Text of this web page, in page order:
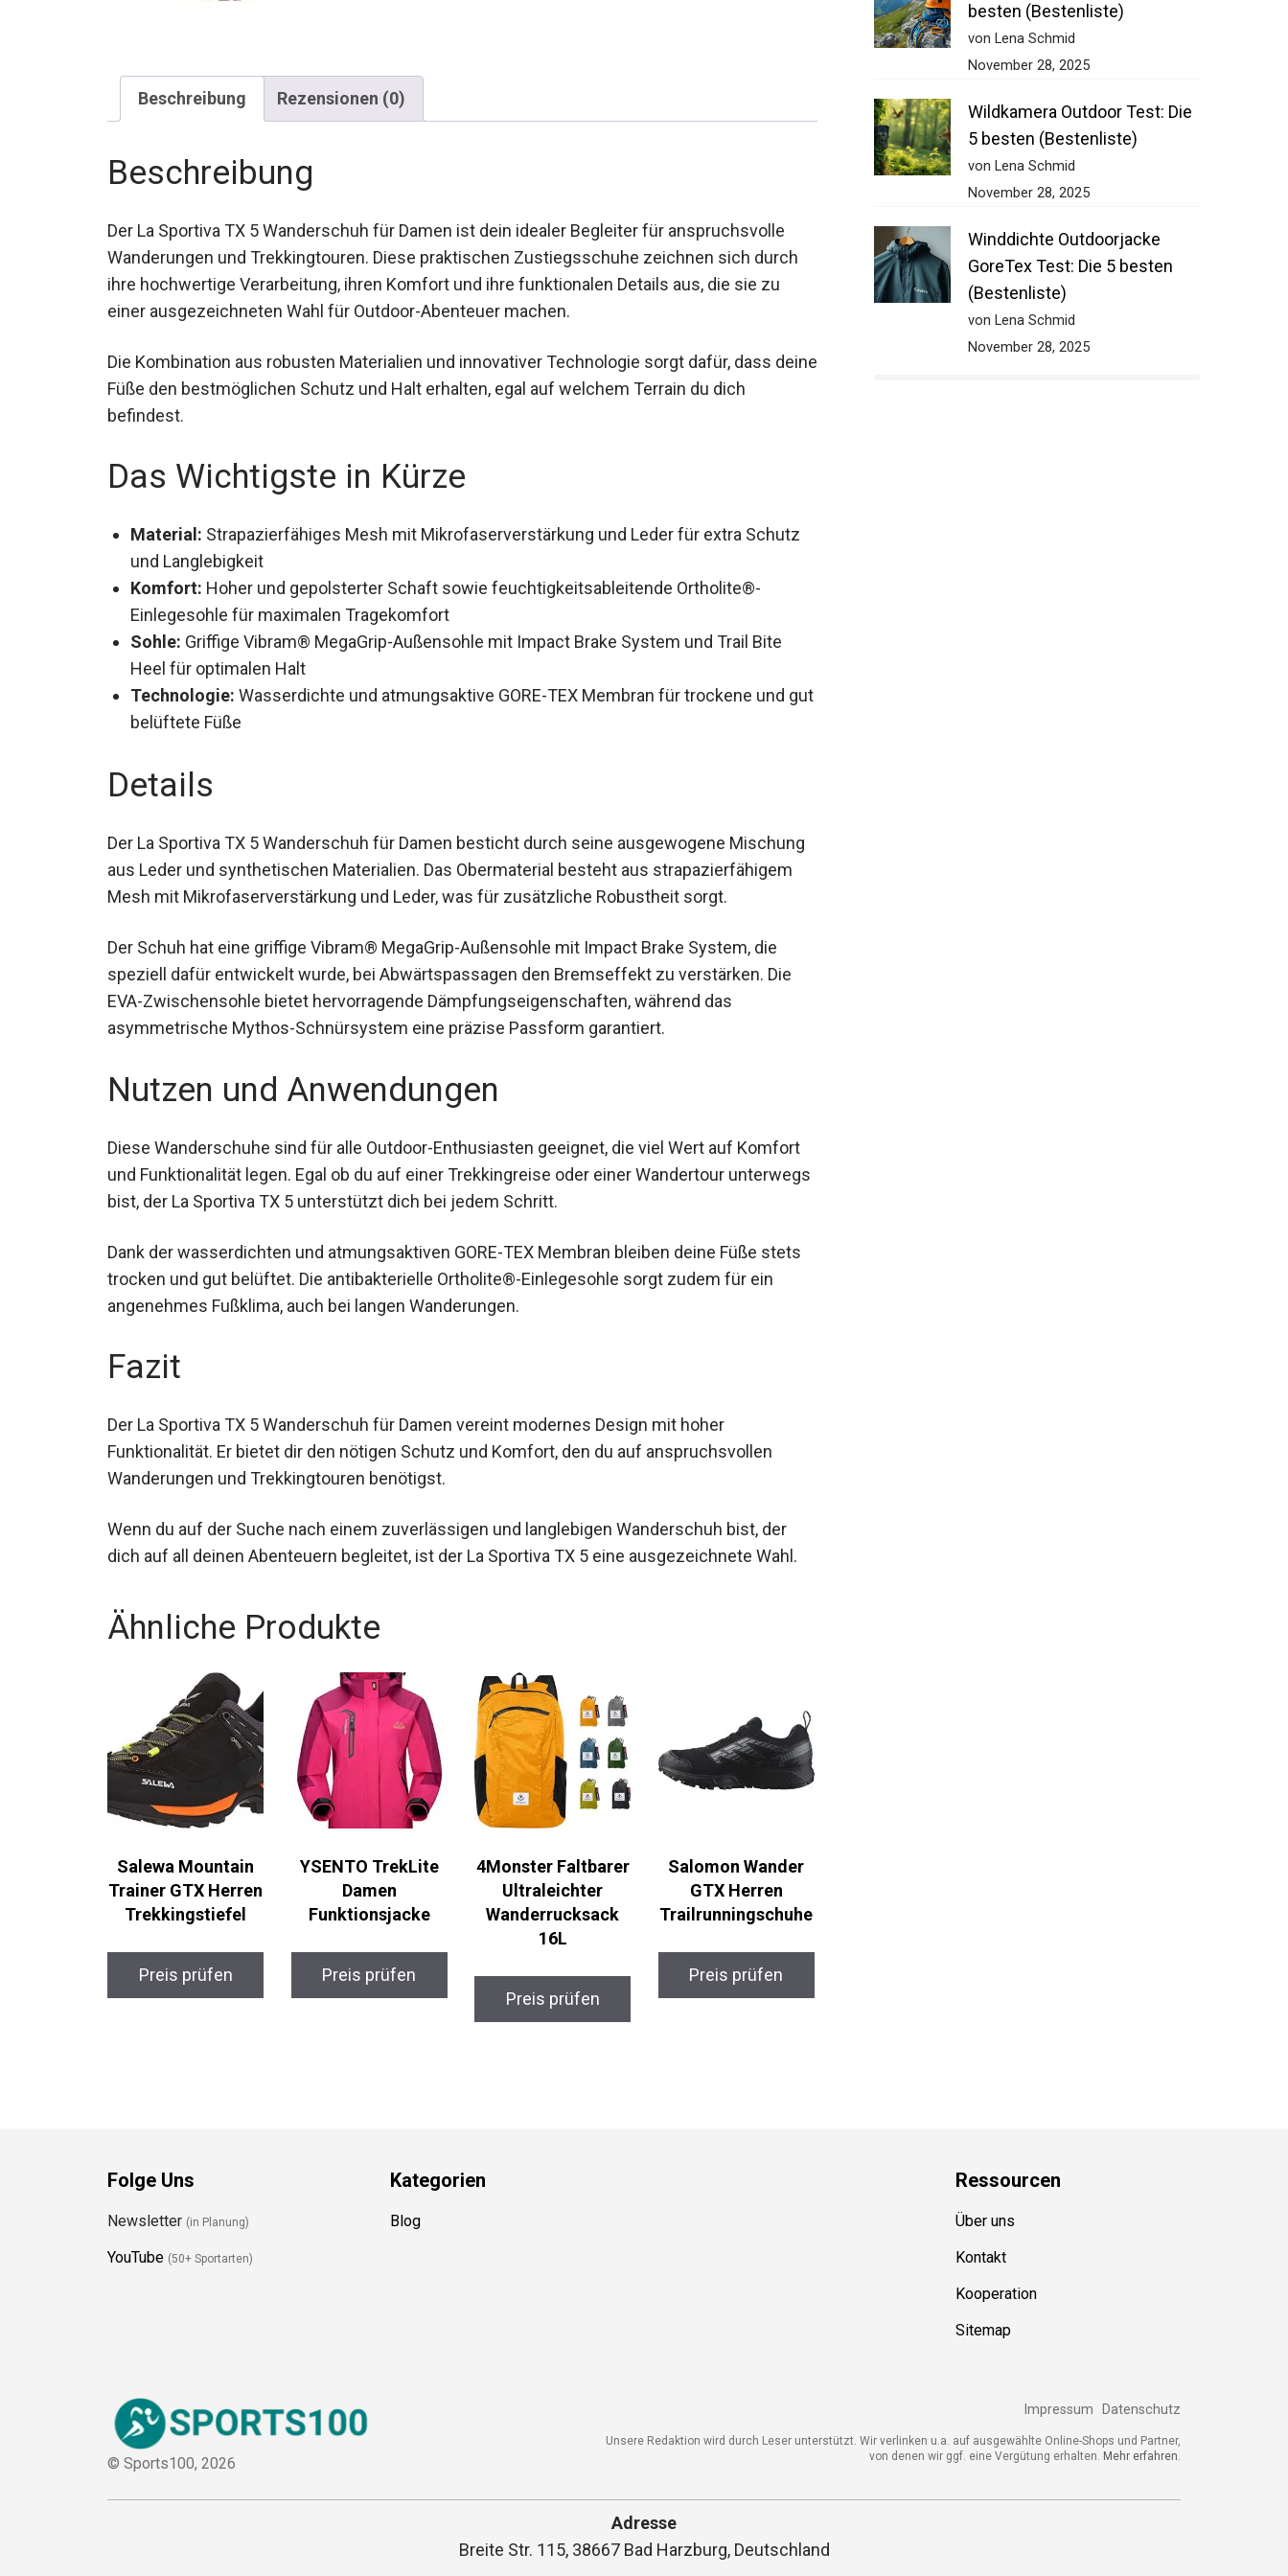
Beschreibung Rezensionen (0)
Beschreibung
Der La Sportiva TX 5 Wanderschuh für Damen ist dein idealer Begleiter für anspruchsvolle
Wanderungen und Trekkingtouren. Diese praktischen Zustiegsschuhe zeichnen sich durch
ihre hochwertige Verarbeitung, ihren Komfort und ihre funktionalen Details aus, die sie zu
einer ausgezeichneten Wahl für Outdoor-Abenteuer machen.
Die Kombination aus robusten Materialien und innovativer Technologie sorgt dafür, dass deine
Füße den bestmöglichen Schutz und Halt erhalten, egal auf welchem Terrain du dich
befindest.
Das Wichtigste in Kürze
Material: Strapazierfähiges Mesh mit Mikrofaserverstärkung und Leder für extra Schutz
und Langlebigkeit
Komfort: Hoher und gepolsterter Schaft sowie feuchtigkeitsableitende Ortholite®-
Einlegesohle für maximalen Tragekomfort
Sohle: Griffige Vibram® MegaGrip-Außensohle mit Impact Brake System und Trail Bite
Heel für optimalen Halt
Technologie: Wasserdichte und atmungsaktive GORE-TEX Membran für trockene und gut
belüftete Füße
Details
Der La Sportiva TX 5 Wanderschuh für Damen besticht durch seine ausgewogene Mischung
aus Leder und synthetischen Materialien. Das Obermaterial besteht aus strapazierfähigem
Mesh mit Mikrofaserverstärkung und Leder, was für zusätzliche Robustheit sorgt.
Der Schuh hat eine griffige Vibram® MegaGrip-Außensohle mit Impact Brake System, die
speziell dafür entwickelt wurde, bei Abwärtspassagen den Bremseffekt zu verstärken. Die
EVA-Zwischensohle bietet hervorragende Dämpfungseigenschaften, während das
asymmetrische Mythos-Schnürsystem eine präzise Passform garantiert.
Nutzen und Anwendungen
Diese Wanderschuhe sind für alle Outdoor-Enthusiasten geeignet, die viel Wert auf Komfort
und Funktionalität legen. Egal ob du auf einer Trekkingreise oder einer Wandertour unterwegs
bist, der La Sportiva TX 5 unterstützt dich bei jedem Schritt.
Dank der wasserdichten und atmungsaktiven GORE-TEX Membran bleiben deine Füße stets
trocken und gut belüftet. Die antibakterielle Ortholite®-Einlegesohle sorgt zudem für ein
angenehmes Fußklima, auch bei langen Wanderungen.
Fazit
Der La Sportiva TX 5 Wanderschuh für Damen vereint modernes Design mit hoher
Funktionalität. Er bietet dir den nötigen Schutz und Komfort, den du auf anspruchsvollen
Wanderungen und Trekkingtouren benötigst.
Wenn du auf der Suche nach einem zuverlässigen und langlebigen Wanderschuh bist, der
dich auf all deinen Abenteuern begleitet, ist der La Sportiva TX 5 eine ausgezeichnete Wahl.
Ähnliche Produkte
Salewa Mountain
Trainer GTX Herren
Trekkingstiefel
Preis prüfen
YSENTO TrekLite
Damen
Funktionsjacke
Preis prüfen
4Monster Faltbarer
Ultraleichter
Wanderrucksack
16L
Preis prüfen
Salomon Wander
GTX Herren
Trailrunningschuhe
Preis prüfen
besten (Bestenliste)
von Lena Schmid
November 28, 2025
Wildkamera Outdoor Test: Die
5 besten (Bestenliste)
von Lena Schmid
November 28, 2025
Winddichte Outdoorjacke
GoreTex Test: Die 5 besten
(Bestenliste)
von Lena Schmid
November 28, 2025
Folge Uns
Newsletter (in Planung)
YouTube (50+ Sportarten)
Kategorien
Blog
Ressourcen
Über uns
Kontakt
Kooperation
Sitemap
© Sports100, 2026
Impressum Datenschutz
Unsere Redaktion wird durch Leser unterstützt. Wir verlinken u.a. auf ausgewählte Online-Shops und Partner,
von denen wir ggf. eine Vergütung erhalten. Mehr erfahren.
Adresse
Breite Str. 115, 38667 Bad Harzburg, Deutschland